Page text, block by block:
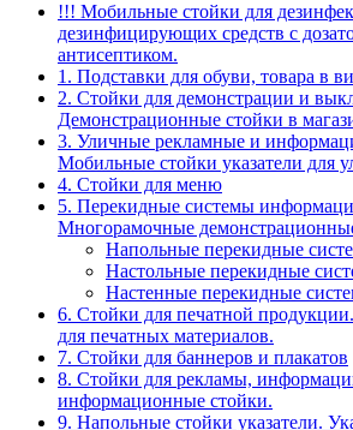
!!! Мобильные стойки для
дезинфицирующих средств с
антисептиком.
1. Подставки для обуви, товара в
2. Стойки для демонстрации и
Демонстрационные стойки в
3. Уличные рекламные и
Мобильные стойки указатели для
4. Стойки для меню
5. Перекидные системы
Многорамочные
Напольные перекидные
Настольные перекидные
Настенные перекидные
6. Стойки для печатной
для печатных материалов.
7. Стойки для баннеров и плакатов
8. Стойки для рекламы,
информационные стойки.
9. Напольные стойки указатели.